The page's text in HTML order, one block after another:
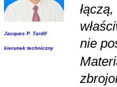
Jacques P. Tardif
kierunek techniczny
nie